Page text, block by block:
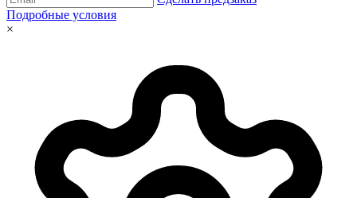
Подробные условия
×